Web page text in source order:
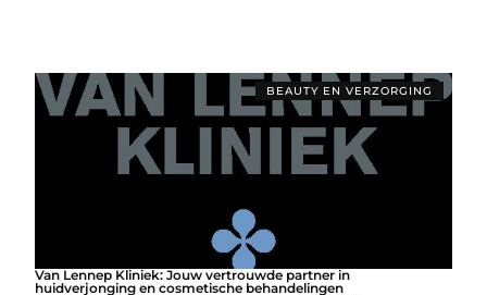
BEAUTY EN VERZORGING
Van Lennep Kliniek: Jouw vertrouwde partner in
huidverjonging en cosmetische behandelingen